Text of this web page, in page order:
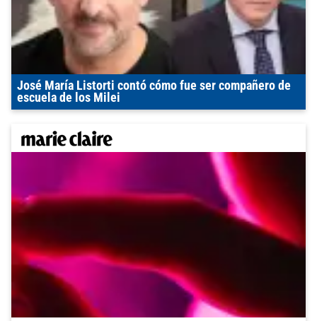
José María Listorti contó cómo fue ser compañero de
escuela de los Milei